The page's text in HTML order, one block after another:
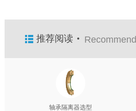
推荐阅读 Recommend
轴承隔离器选型